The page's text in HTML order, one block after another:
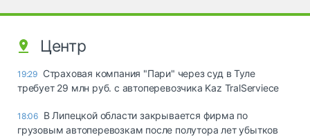
Центр
19:29 Страховая компания "Пари" через суд в Туле
требует 29 млн руб. с автоперевозчика Kaz TralServiece
18:06 В Липецкой области закрывается фирма по
грузовым автоперевозкам после полутора лет убытков